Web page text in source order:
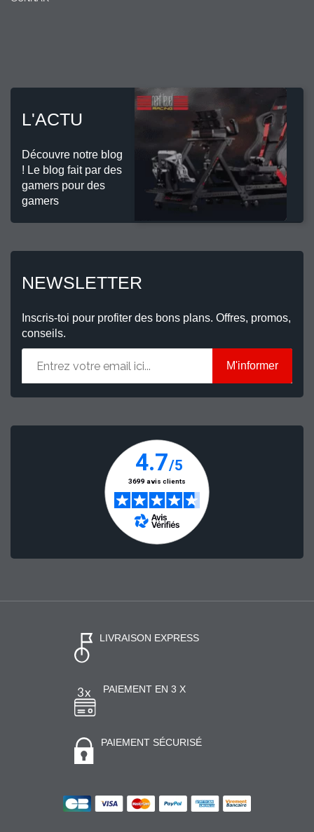
L'ACTU
Découvre notre blog
! Le blog fait par des
gamers pour des
gamers
NEWSLETTER
Inscris-toi pour profiter des bons plans. Offres, promos,
conseils.
M'informer
LIVRAISON EXPRESS
PAIEMENT EN 3 X
PAIEMENT SÉCURISÉ